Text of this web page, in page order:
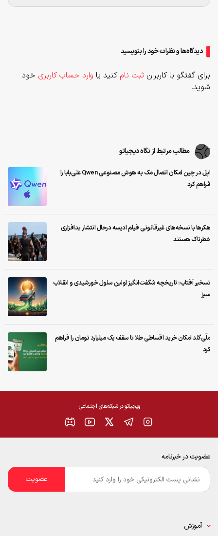
دیدگاه‌ها و نظرات خود را بنویسید
برای گفتگو با کاربران ثبت نام کنید یا وارد حساب کاربری خود
شوید.
مطالب مرتبط از نگاه دیجیاتو
اپل در چین امکان اتصال مک به هوش مصنوعی Qwen علی‌بابا را
فراهم کرد
هکرها با نسخه‌های غیرقانونی فیلم ادیسه درحال انتشار بدافزاری
خطرناک هستند
تسخیر آفتاب: تاریخچه شگفت‌انگیز اولین سلول خورشیدی و انقلاب
سبز
ملّی‌گلد امکان خرید اقساطی طلا تا سقف یک میلیارد تومان را فراهم
کرد
ویجیاتو در شبکه‌های اجتماعی
عضویت در خبرنامه
ایمیل
آموزش